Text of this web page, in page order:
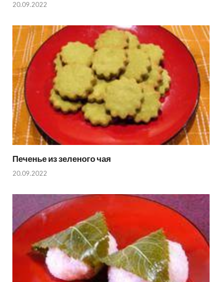
20.09.2022
Печенье из зеленого чая
20.09.2022